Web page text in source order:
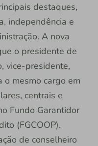
destaques,
independência e
A nova
o presidente de
vice-presidente,
o mesmo cargo em
centrais e
Fundo Garantidor
(FGCOOP).
de conselheiro